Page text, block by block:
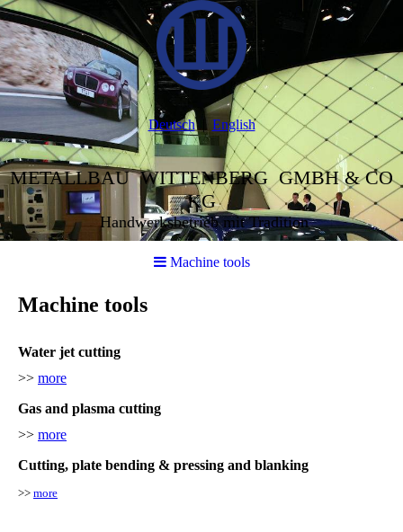
Deutsch English
METALLBAU WITTENBERG GMBH & CO
KG
Handwerksbetrieb mit Tradition
Machine tools
Machine tools
Water jet cutting
>> more
Gas and plasma cutting
>> more
Cutting, plate bending & pressing and blanking
>> more